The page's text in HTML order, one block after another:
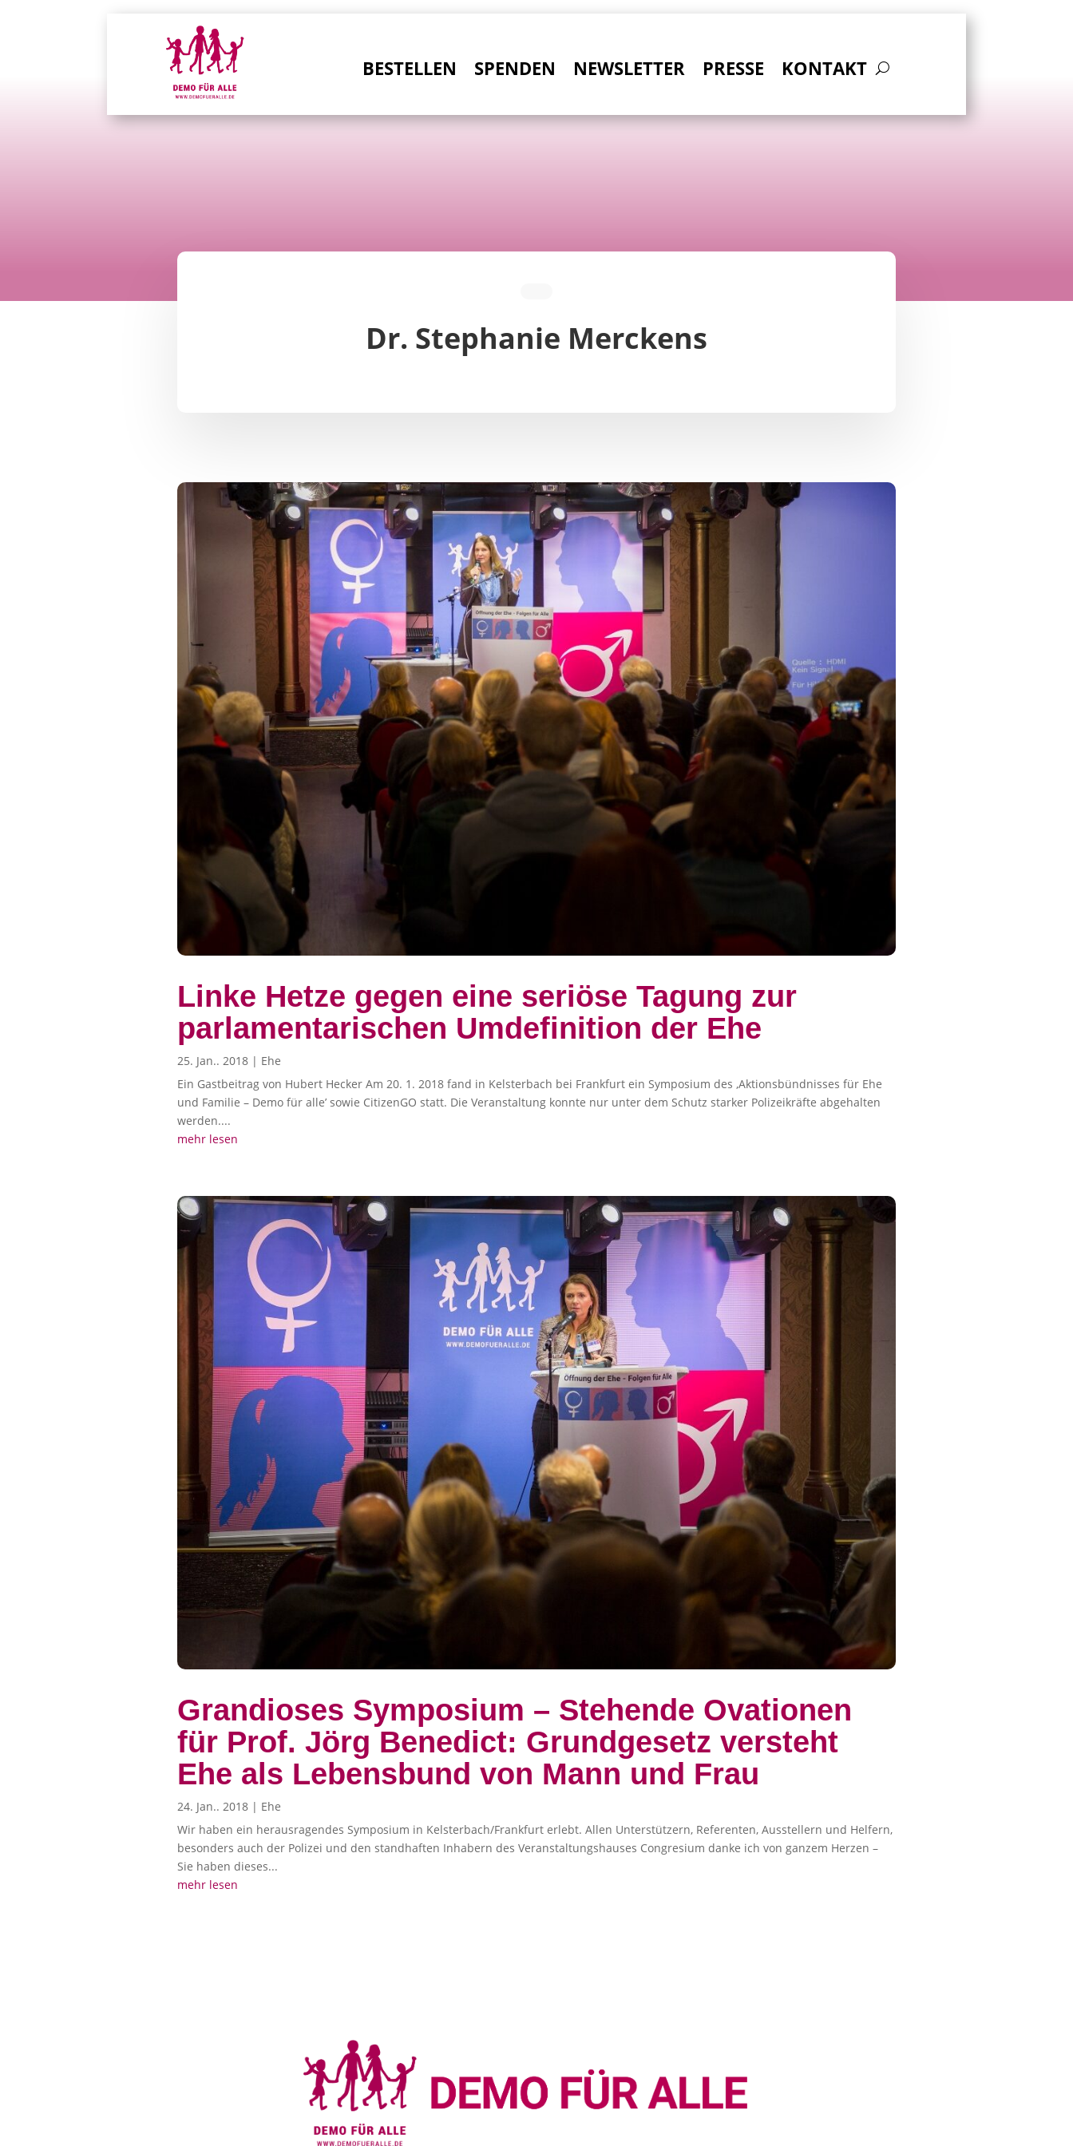
BESTELLEN SPENDEN NEWSLETTER PRESSE KONTAKT
Dr. Stephanie Merckens
Linke Hetze gegen eine seriöse Tagung zur
parlamentarischen Umdefinition der Ehe
25. Jan.. 2018 | Ehe
Ein Gastbeitrag von Hubert Hecker Am 20. 1. 2018 fand in Kelsterbach bei Frankfurt ein Symposium des ‚Aktionsbündnisses für Ehe
und Familie – Demo für alle’ sowie CitizenGO statt. Die Veranstaltung konnte nur unter dem Schutz starker Polizeikräfte abgehalten
werden....
mehr lesen
Grandioses Symposium – Stehende Ovationen
für Prof. Jörg Benedict: Grundgesetz versteht
Ehe als Lebensbund von Mann und Frau
24. Jan.. 2018 | Ehe
Wir haben ein herausragendes Symposium in Kelsterbach/Frankfurt erlebt. Allen Unterstützern, Referenten, Ausstellern und Helfern,
besonders auch der Polizei und den standhaften Inhabern des Veranstaltungshauses Congresium danke ich von ganzem Herzen –
Sie haben dieses...
mehr lesen